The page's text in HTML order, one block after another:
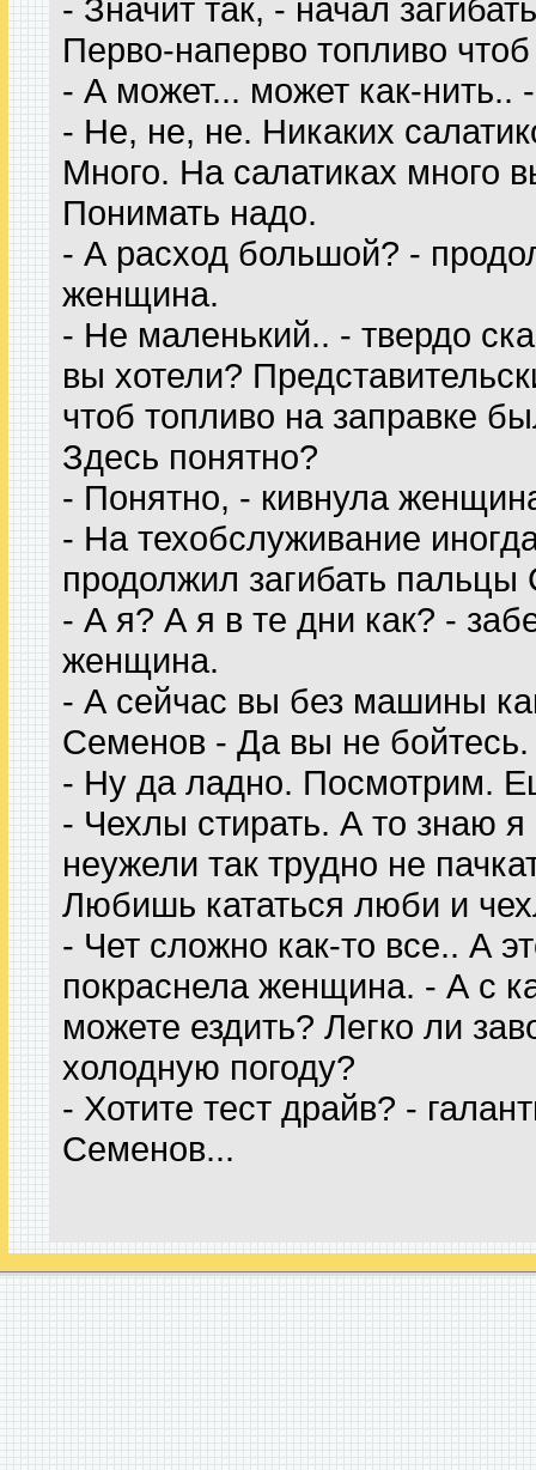
- Значит так, - начал
Перво-наперво топливо
- А может... может как-
- Не, не, не. Никаких
Много. На салатиках много
Понимать надо.
- А расход большой? -
женщина.
- Не маленький.. - твердо
вы хотели?
чтоб топливо на заправке
Здесь понятно?
- Понятно, - кивнула
- На техобслуживание
продолжил загибать
- А я? А я в те дни как? -
женщина.
- А сейчас вы без машины
Семенов - Да вы не бойтесь.
- Ну да ладно. Посмотрим.
- Чехлы стирать. А то знаю я
неужели так трудно не
Любишь кататься люби и
- Чет сложно как-то все.. А
покраснела женщина. - А с
можете ездить? Легко ли
холодную погоду?
- Хотите тест драйв? -
Семенов...